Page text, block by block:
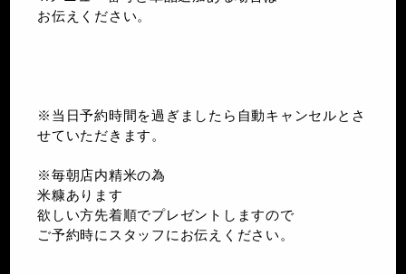
お伝えください。
※当日予約時間を過ぎましたら自動キャンセルとさ
せていただきます。
※毎朝店内精米の為
米糠あります
欲しい方先着順でプレゼントしますので
ご予約時にスタッフにお伝えください。